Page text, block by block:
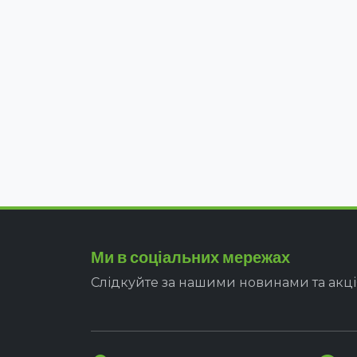
Ми в соціальних мережах
Слідкуйте за нашими новинами та